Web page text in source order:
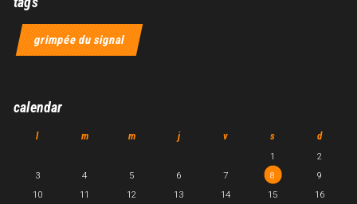
grimpée du signal
calendar
l m m j v s d
1
2
3
4 5 6 7 8
9
10
11 12 13 14 15
16